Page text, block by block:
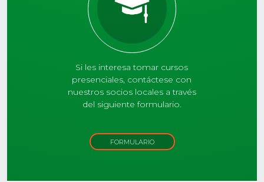
Si les interesa tomar cursos
presenciales, contáctese con
nuestros socios locales a través
del siguiente formulario.
FORMULARIO